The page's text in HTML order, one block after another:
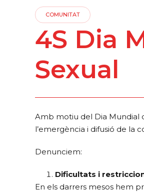
COMUNITAT
4S Dia
Sexual
Amb motiu del Dia Mundial
l’emergència i difusió de la
Denunciem:
Dificultats i
En els darrers mesos hem